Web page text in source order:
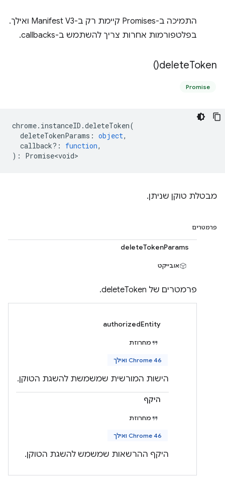
התמיכה ב-Promises קיימת רק ב-Manifest V3 ואילך.
בפלטפורמות אחרות צריך להשתמש ב-callbacks.
deleteToken(
)
Promise
chrome. instanceID .deleteToken(
deleteTokenParams : object,
callback? : function,
) : Promise<void>
מבטלת טוקן שניתן.
פרמטרים
deleteTokenParams
אובייקט
פרמטרים של deleteToken.
authorizedEntity
מחרוזת
Chrome 46 ואילך
הישות המורשית שמשמשת להשגת הטוקן.
היקף
מחרוזת
Chrome 46 ואילך
היקף ההרשאות שמשמש להשגת הטוקן.